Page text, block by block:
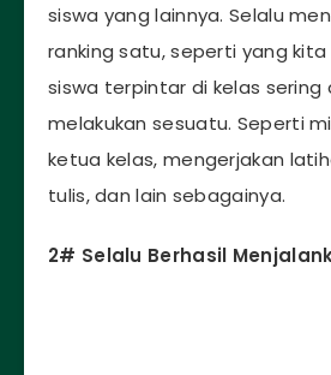
siswa yang lainnya. Selalu
ranking satu, seperti yang
siswa terpintar di kelas sering
melakukan sesuatu. Seperti
ketua kelas, mengerjakan
tulis, dan lain sebagainya.
2# Selalu Berhasil